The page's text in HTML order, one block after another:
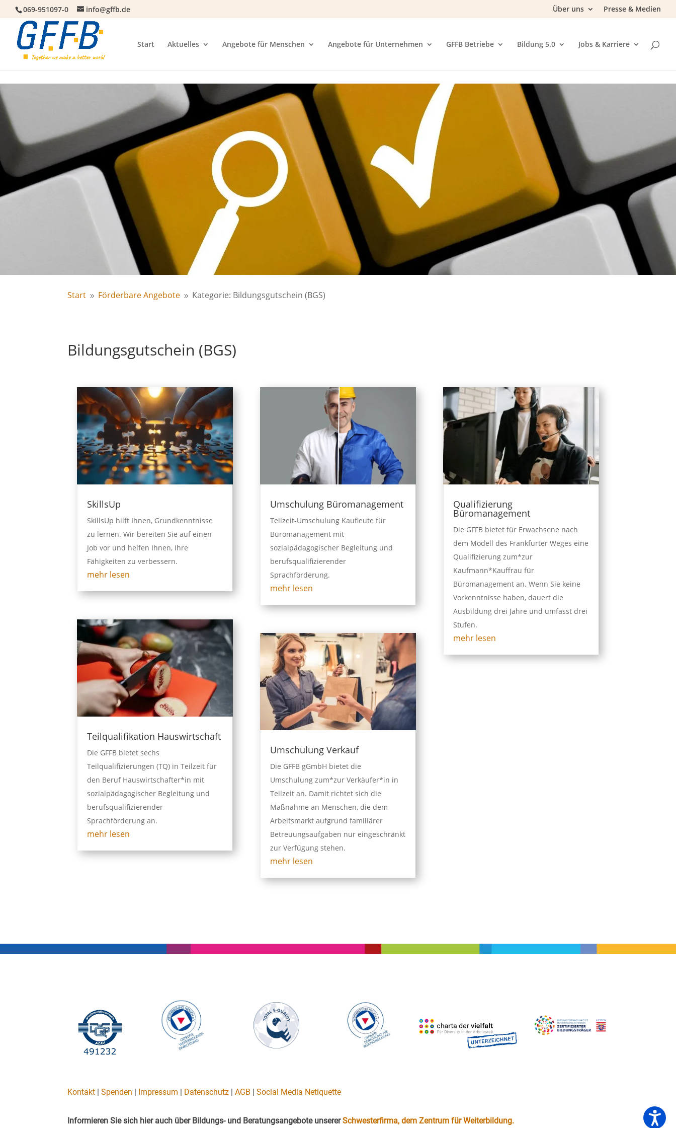
069-951097-0 info@gffb.de Über uns Presse & Medien
Start Aktuelles Angebote für Menschen Angebote für Unternehmen GFFB Betriebe Bildung 5.0 Jobs & Karriere
Start 9 Förderbare Angebote 9 Kategorie: Bildungsgutschein (BGS)
Bildungsgutschein (BGS)
SkillsUp
SkillsUp hilft Ihnen, Grundkenntnisse
zu lernen. Wir bereiten Sie auf einen
Job vor und helfen Ihnen, Ihre
Fähigkeiten zu verbessern.
mehr lesen
Teilqualifikation Hauswirtschaft
Die GFFB bietet sechs
Teilqualifizierungen (TQ) in Teilzeit für
den Beruf Hauswirtschafter*in mit
sozialpädagogischer Begleitung und
berufsqualifizierender
Sprachförderung an.
mehr lesen
Umschulung Büromanagement
Teilzeit-Umschulung Kaufleute für
Büromanagement mit
sozialpädagogischer Begleitung und
berufsqualifizierender
Sprachförderung.
mehr lesen
Umschulung Verkauf
Die GFFB gGmbH bietet die
Umschulung zum*zur Verkäufer*in in
Teilzeit an. Damit richtet sich die
Maßnahme an Menschen, die dem
Arbeitsmarkt aufgrund familiärer
Betreuungsaufgaben nur eingeschränkt
zur Verfügung stehen.
mehr lesen
Qualifizierung
Büromanagement
Die GFFB bietet für Erwachsene nach
dem Modell des Frankfurter Weges eine
Qualifizierung zum*zur
Kaufmann*Kauffrau für
Büromanagement an. Wenn Sie keine
Vorkenntnisse haben, dauert die
Ausbildung drei Jahre und umfasst drei
Stufen.
mehr lesen
Kontakt |Spenden | Impressum | Datenschutz |AGB |Social Media Netiquette
Informieren Sie sich hier auch über Bildungs- und Beratungsangebote unsererSchwesterfirma, dem Zentrum für Weiterbildung.